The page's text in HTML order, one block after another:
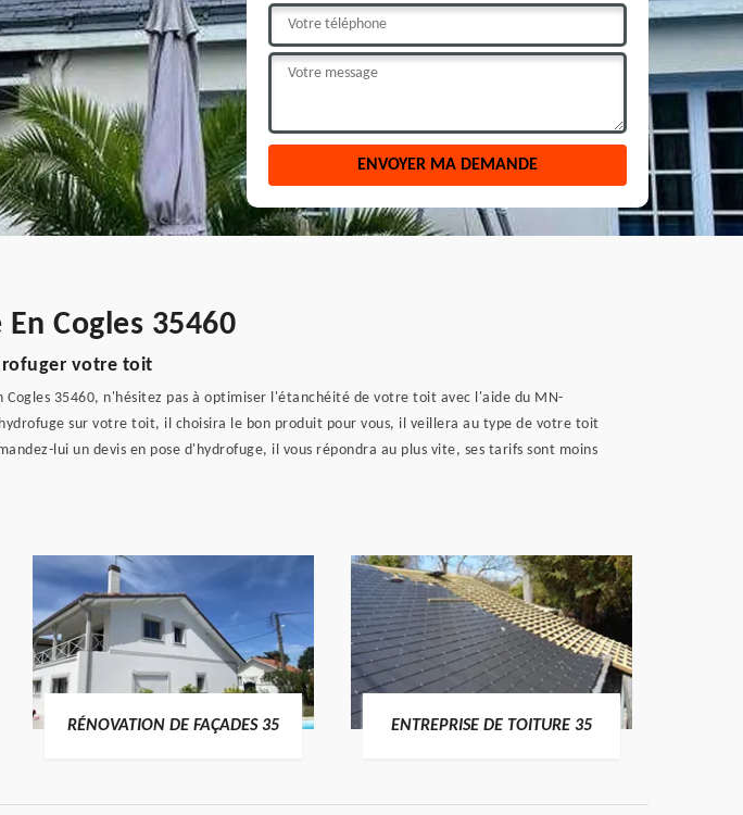
Cogles 35460
votre toit
35460, n'hésitez pas à optimiser l'étanchéité de votre toit avec l'aide du MN-
sur votre toit, il choisira le bon produit pour vous, il veillera au type de votre toit
lui un devis en pose d'hydrofuge, il vous répondra au plus vite, ses tarifs sont moins
RÉNOVATION DE FAÇADES 35 ENTREPRISE DE TOITURE 35